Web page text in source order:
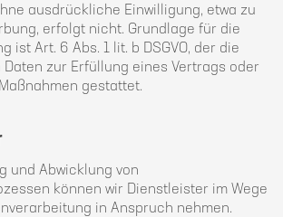
ausdrückliche Einwilligung, etwa zu
erfolgt nicht. Grundlage für die
ist Art. 6 Abs. 1 lit. b DSGVO, der die
Daten zur Erfüllung eines Vertrags oder
gestattet.
und Abwicklung von
können wir Dienstleister im Wege
in Anspruch nehmen.